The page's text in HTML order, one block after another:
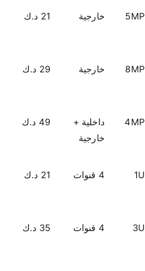
5MP خارجية 21 د.ك
8MP خارجية 29 د.ك
4MP
داخلية +
خارجية
49 د.ك
1U 4 قنوات 21 د.ك
3U 4 قنوات 35 د.ك